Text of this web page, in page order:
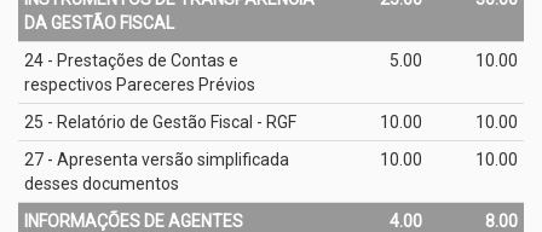
DA GESTÃO FISCAL
24 - Prestações de Contas e
respectivos Pareceres Prévios
5.00 10.00
25 - Relatório de Gestão Fiscal - RGF 10.00
10.00
27 - Apresenta versão simplificada
desses documentos
10.00 10.00
INFORMAÇÕES DE AGENTES
4.00 8.00